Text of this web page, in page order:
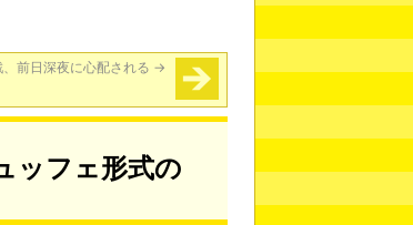
前日深夜に心配される →
ッフェ形式の